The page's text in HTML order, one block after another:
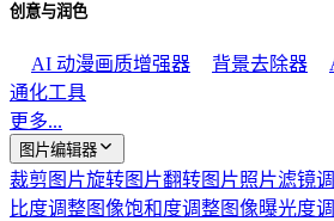
创意与润色
AI 动漫画质增强器 背景去除器
通化工具
更多...
图片编辑器
裁剪图片旋转图片翻转图片照片滤镜
比度调整图像饱和度调整图像曝光度